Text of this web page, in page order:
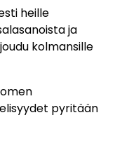
heille
ja
kolmansille
pyritään